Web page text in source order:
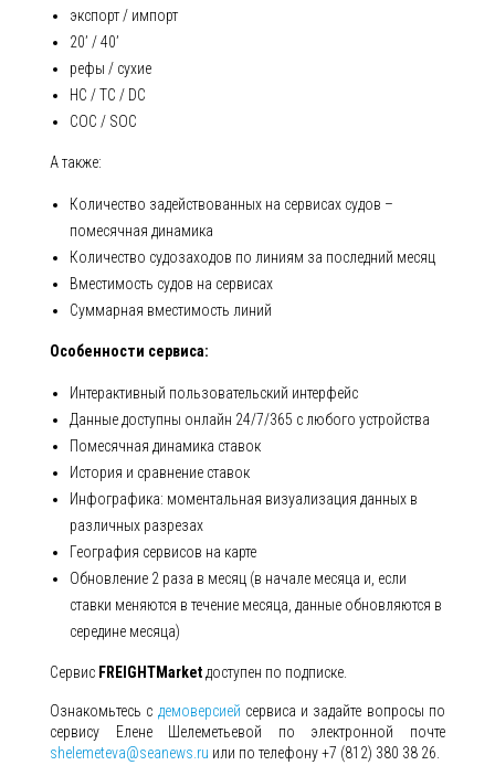
экспорт / импорт
20’ / 40’
рефы / сухие
HC / TC / DC
COC / SOC
А также:
Количество задействованных на сервисах судов –
помесячная динамика
Количество судозаходов по линиям за последний месяц
Вместимость судов на сервисах
Суммарная вместимость линий
Особенности сервиса:
Интерактивный пользовательский интерфейс
Данные доступны онлайн 24/7/365 с любого устройства
Помесячная динамика ставок
История и сравнение ставок
Инфографика: моментальная визуализация данных в
различных разрезах
География сервисов на карте
Обновление 2 раза в месяц (в начале месяца и, если
ставки меняются в течение месяца, данные обновляются в
середине месяца)
Сервис FREIGHTMarket доступен по подписке.
Ознакомьтесь с демоверсией сервиса и задайте вопросы по
сервису Елене Шелеметьевой по электронной почте
shelemeteva@seanews.ru или по телефону +7 (812) 380 38 26.